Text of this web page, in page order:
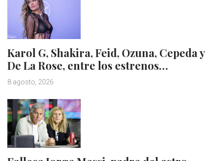
Karol G, Shakira, Feid, Ozuna, Cepeda y
De La Rose, entre los estrenos…
8 agosto, 2026